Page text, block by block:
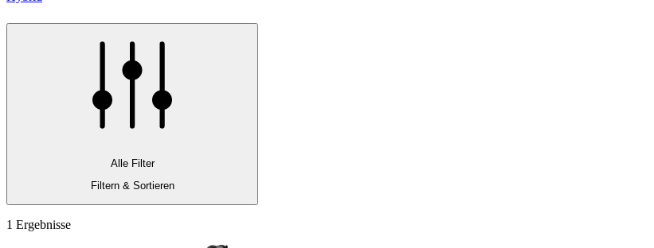
Alle Filter
Filtern & Sortieren
1 Ergebnisse